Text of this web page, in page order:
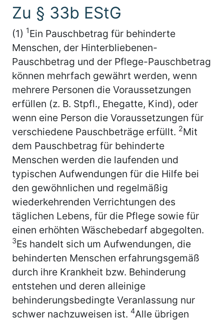
Zu § 33b EStG
(1) 1Ein Pauschbetrag für behinderte
Menschen, der Hinterbliebenen-
Pauschbetrag und der Pflege-Pauschbetrag
können mehrfach gewährt werden, wenn
mehrere Personen die Voraussetzungen
erfüllen (z. B. Stpfl., Ehegatte, Kind), oder
wenn eine Person die Voraussetzungen für
verschiedene Pauschbeträge erfüllt. 2Mit
dem Pauschbetrag für behinderte
Menschen werden die laufenden und
typischen Aufwendungen für die Hilfe bei
den gewöhnlichen und regelmäßig
wiederkehrenden Verrichtungen des
täglichen Lebens, für die Pflege sowie für
einen erhöhten Wäschebedarf abgegolten.
3Es handelt sich um Aufwendungen, die
behinderten Menschen erfahrungsgemäß
durch ihre Krankheit bzw. Behinderung
entstehen und deren alleinige
behinderungsbedingte Veranlassung nur
schwer nachzuweisen ist. 4Alle übrigen